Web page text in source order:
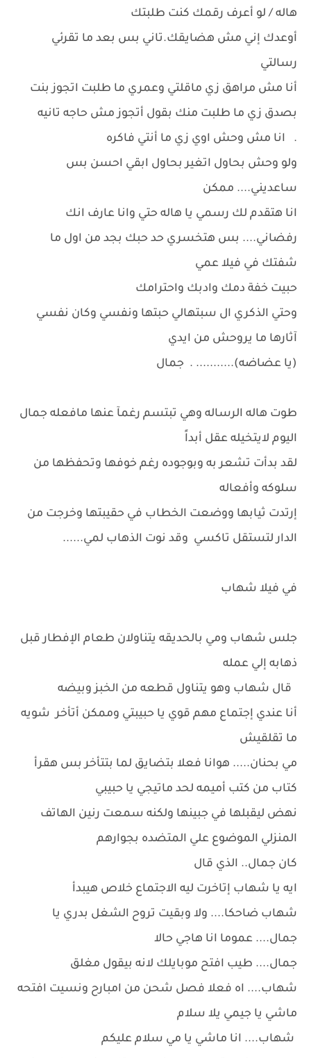
هاله / لو أعرف رقمك كنت طلبتك
أوعدك إني مش هضايقك.تاني بس بعد ما تقرئي
رسالتي
أنا مش مراهق زي ماقلتي وعمري ما طلبت اتجوز بنت
بصدق زي ما طلبت منك بقول أتجوز مش حاجه تانيه
. انا مش وحش اوي زي ما أنتي فاكره
ولو وحش بحاول اتغير بحاول ابقي احسن بس
ساعديني.... ممكن
انا هتقدم لك رسمي يا هاله حتي وانا عارف انك
رفضاني.... بس هتخسري حد حبك بجد من اول ما
شفتك في فيلا عمي
حبيت خفة دمك وادبك واحترامك
وحتي الذكري ال سبتهالي حبتها ونفسي وكان نفسي
آثارها ما يروحش من ايدي
(يا عضاضه)........... . جمال
طوت هاله الرساله وهي تبتسم رغمآ عنها مافعله جمال
اليوم لايتخيله عقل أبداً
لقد بدأت تشعر به وبوجوده رغم خوفها وتحفظها من
سلوكه وأفعاله
إرتدت ثيابها ووضعت الخطاب في حقيبتها وخرجت من
الدار لتستقل تاكسي وقد نوت الذهاب لمي......
في فيلا شهاب
جلس شهاب ومي بالحديقه يتناولان طعام الإفطار قبل
ذهابه إلي عمله
قال شهاب وهو يتناول قطعه من الخبز وبيضه
أنا عندي إجتماع مهم قوي يا حبيبتي وممكن أتأخر شويه
ما تقلقيش
مي بحنان..... هوانا فعلا بتضايق لما بتتأخر بس هقرأ
كتاب من كتب أميمه لحد ماتيجي يا حبيبي
نهض ليقبلها في جبينها ولكنه سمعت رنين الهاتف
المنزلي الموضوع علي المتضده بجوارهم
كان جمال.. الذي قال
ايه يا شهاب إتاخرت ليه الاجتماع خلاص هيبدأ
شهاب ضاحكا.... ولا وبقيت تروح الشغل بدري يا
جمال.... عموما انا هاجي حالا
جمال.... طيب افتح موبايلك لانه بيقول مغلق
شهاب.... اه فعلا فصل شحن من امبارح ونسيت افتحه
ماشي يا جيمي يلا سلام
شهاب.... انا ماشي يا مي سلام عليكم